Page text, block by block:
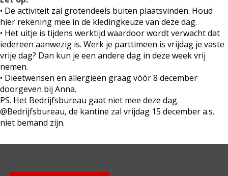
• De activiteit zal grotendeels buiten plaatsvinden. Houd
hier rekening mee in de kledingkeuze van deze dag.
• Het uitje is tijdens werktijd waardoor wordt verwacht dat
iedereen aanwezig is. Werk je parttimeen is vrijdag je vaste
vrije dag? Dan kun je een andere dag in deze week vrij
nemen.
• Dieetwensen en allergieën graag vóór 8 december
doorgeven bij Anna.
PS. Het Bedrijfsbureau gaat niet mee deze dag.
@Bedrijfsbureau, de kantine zal vrijdag 15 december a.s.
niet bemand zijn.